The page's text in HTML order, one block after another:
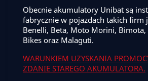
Obecnie akumulatory Unibat są
fabrycznie w pojazdach takich firm
Benelli, Beta, Moto Morini, Bimota,
Bikes oraz Malaguti.
WARUNKIEM UZYSKANIA
ZDANIE STAREGO AKUMULATORA.